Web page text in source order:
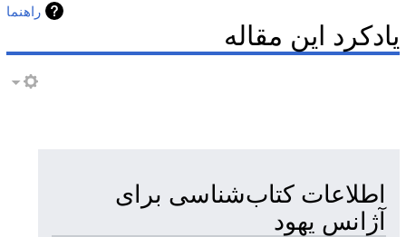
راهنما
یادکرد این مقاله
اطلاعات کتاب‌شناسی برای
آژانس یهود